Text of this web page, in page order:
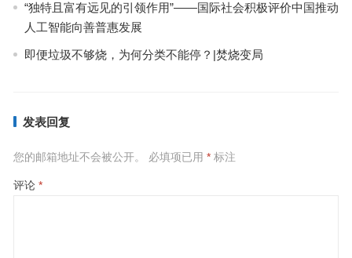
“独特且富有远见的引领作用”——国际社会积极评价中国推动
人工智能向善普惠发展
即便垃圾不够烧，为何分类不能停？|焚烧变局
发表回复
您的邮箱地址不会被公开。 必填项已用 *标注
评论 *